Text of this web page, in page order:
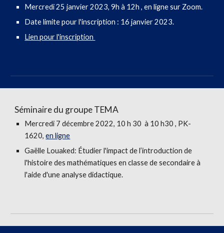
Mercredi 25 janvier 2023, 9h à 12h , en ligne sur Zoom.
Date limite pour l'inscription : 16 janvier 2023.
Lien pour l'inscription
Séminaire du groupe TEMA
Mercredi 7 décembre 2022, 10 h 30 à 10 h30 , PK-
1620,en ligne
Gaëlle Louaked: Étudier l'impact de l’introduction de
l'histoire des mathématiques en classe de secondaire à
l'aide d'une analyse didactique.